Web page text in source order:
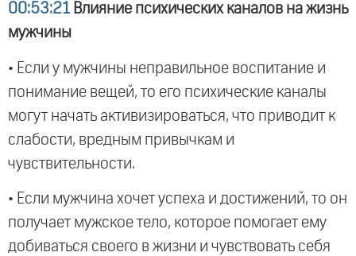
00:53:21 Влияние психических каналов на жизнь
мужчины
• Если у мужчины неправильное воспитание и
понимание вещей, то его психические каналы
могут начать активизироваться, что приводит к
слабости, вредным привычкам и
чувствительности.
• Если мужчина хочет успеха и достижений, то он
получает мужское тело, которое помогает ему
добиваться своего в жизни и чувствовать себя